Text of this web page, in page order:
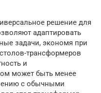
решение для
адаптировать
задачи, экономя при
трансформеров
и
может быть менее
с обычными